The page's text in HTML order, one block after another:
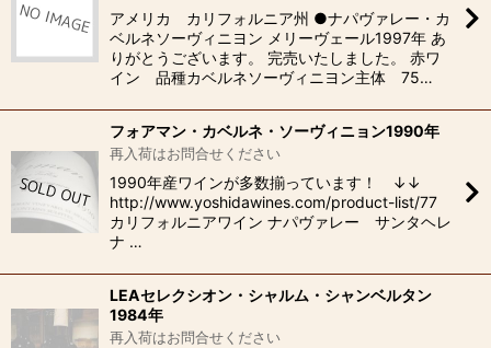
アメリカ カリフォルニア州 ●ナパヴァレー・カ
ベルネソーヴィニヨン メリーヴェール1997年 あ
りがとうございます。 完売いたしました。 赤ワ
イン 品種カベルネソーヴィニヨン主体 75…
フォアマン・カベルネ・ソーヴィニョン1990年
再入荷はお問合せください
1990年産ワインが多数揃っています！ ↓↓
http://www.yoshidawines.com/product-list/77
カリフォルニアワイン ナパヴァレー サンタヘレ
ナ …
LEAセレクシオン・シャルム・シャンベルタン
1984年
再入荷はお問合せください